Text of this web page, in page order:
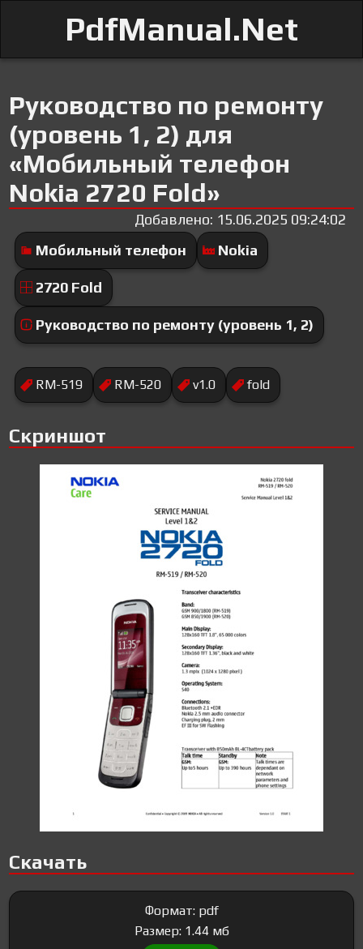
PdfManual.Net
Руководство по ремонту
(уровень 1, 2) для
«Мобильный телефон
Nokia 2720 Fold»
Добавлено: 15.06.2025 09:24:02
Мобильный телефон
Nokia
2720 Fold
Руководство по ремонту (уровень 1, 2)
RM-519 RM-520 v1.0 fold
Скриншот
Скачать
Формат: pdf
Размер: 1.44 мб